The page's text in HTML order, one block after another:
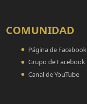
COMUNIDAD
Página de Facebook
Grupo de Facebook
Canal de YouTube